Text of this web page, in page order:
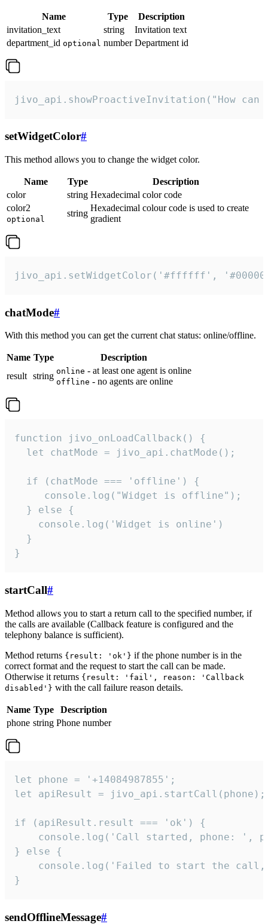
Name Type
Description
invitation_text
string
Invitation text
department_id optional number Department id
jivo_api.showProactiveInvitation("How
setWidgetColor#
This method allows you to change the widget color.
Name Type
Description
color
string Hexadecimal color code
color2
optional
string
Hexadecimal colour code is used to create
gradient
jivo_api.setWidgetColor('#ffffff',
chatMode#
With this method you can get the current chat status: online/offline.
Name Type
Description
result string online - at least one agent is online
offline - no agents are online
function jivo_onLoadCallback() {
  let chatMode = jivo_api.chatMode();
  if (chatMode === 'offline') {
     console.log("Widget is offline");
  } else {
    console.log('Widget is online')
  }
}
startCall#
Method allows you to start a return call to the specified number, if
the calls are available (Callback feature is configured and the
telephony balance is sufficient).
Method returns {result: 'ok'} if the phone number is in the
correct format and the request to start the call can be made.
Otherwise it returns {result: 'fail', reason: 'Callback
disabled'} with the call failure reason details.
Name Type
Description
phone string Phone number
let phone = '+14084987855';
let apiResult = jivo_api.startCall(phone);
if (apiResult.result === 'ok') {
console.log('Call started, phone: ',
} else {
console.log('Failed to start the
}
sendOfflineMessage#